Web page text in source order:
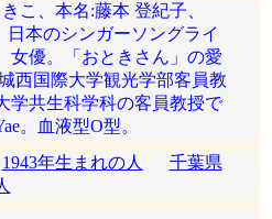
こ、本名:藤本 登紀子、
日本のシンガーソングライ
女優。「おときさん」の愛
西国際大学観光学部客員教
学共生科学科の客員教授で
。血液型O型。
1943年生まれの人
千葉県